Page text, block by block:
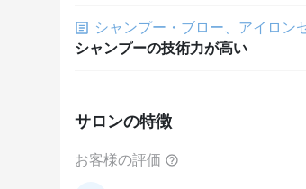
シャンプー・ブロー、アイロン
シャンプーの技術力が高い
サロンの特徴
お客様の評価